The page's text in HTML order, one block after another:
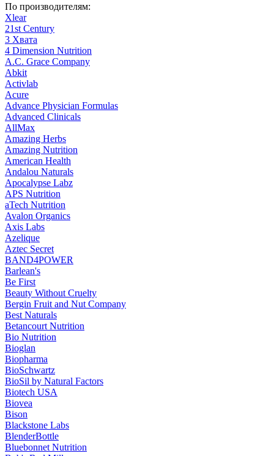
По производителям:
Xlear
21st Century
3 Хвата
4 Dimension Nutrition
A.C. Grace Company
Abkit
Activlab
Acure
Advance Physician Formulas
Advanced Clinicals
AllMax
Amazing Herbs
Amazing Nutrition
American Health
Andalou Naturals
Apocalypse Labz
APS Nutrition
aTech Nutrition
Avalon Organics
Axis Labs
Azelique
Aztec Secret
BAND4POWER
Barlean's
Be First
Beauty Without Cruelty
Bergin Fruit and Nut Company
Best Naturals
Betancourt Nutrition
Bio Nutrition
Bioglan
Biopharma
BioSchwartz
BioSil by Natural Factors
Biotech USA
Biovea
Bison
Blackstone Labs
BlenderBottle
Bluebonnet Nutrition